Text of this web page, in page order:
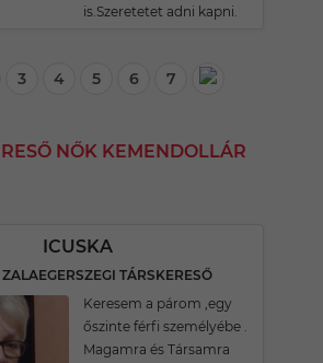
is.Szeretetet adni kapni.
3 4 5 6 7
NŐK KEMENDOLLÁR
ICUSKA
TÁRSKERESŐ
Keresem a párom ,egy
őszinte férfi személyébe .
Magamra és Társamra